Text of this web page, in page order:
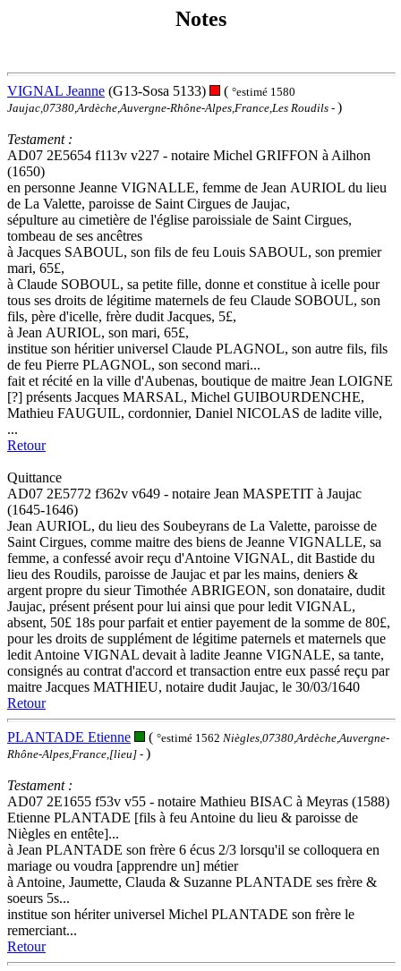
Notes
VIGNAL Jeanne (G13-Sosa 5133) ( °estimé 1580
Jaujac,07380,Ardèche,Auvergne-Rhône-Alpes,France,Les Roudils - )
Testament :
AD07 2E5654 f113v v227 - notaire Michel GRIFFON à Ailhon
(1650)
en personne Jeanne VIGNALLE, femme de Jean AURIOL du lieu
de La Valette, paroisse de Saint Cirgues de Jaujac,
sépulture au cimetière de l'église paroissiale de Saint Cirgues,
tombeau de ses ancêtres
à Jacques SABOUL, son fils de feu Louis SABOUL, son premier
mari, 65£,
à Claude SOBOUL, sa petite fille, donne et constitue à icelle pour
tous ses droits de légitime maternels de feu Claude SOBOUL, son
fils, père d'icelle, frère dudit Jacques, 5£,
à Jean AURIOL, son mari, 65£,
institue son héritier universel Claude PLAGNOL, son autre fils, fils
de feu Pierre PLAGNOL, son second mari...
fait et récité en la ville d'Aubenas, boutique de maitre Jean LOIGNE
[?] présents Jacques MARSAL, Michel GUIBOURDENCHE,
Mathieu FAUGUIL, cordonnier, Daniel NICOLAS de ladite ville,
...
Retour
Quittance
AD07 2E5772 f362v v649 - notaire Jean MASPETIT à Jaujac
(1645-1646)
Jean AURIOL, du lieu des Soubeyrans de La Valette, paroisse de
Saint Cirgues, comme maitre des biens de Jeanne VIGNALLE, sa
femme, a confessé avoir reçu d'Antoine VIGNAL, dit Bastide du
lieu des Roudils, paroisse de Jaujac et par les mains, deniers &
argent propre du sieur Timothée ABRIGEON, son donataire, dudit
Jaujac, présent présent pour lui ainsi que pour ledit VIGNAL,
absent, 50£ 18s pour parfait et entier payement de la somme de 80£,
pour les droits de supplément de légitime paternels et maternels que
ledit Antoine VIGNAL devait à ladite Jeanne VIGNALE, sa tante,
consignés au contrat d'accord et transaction entre eux passé reçu par
maitre Jacques MATHIEU, notaire dudit Jaujac, le 30/03/1640
Retour
PLANTADE Etienne ( °estimé 1562 Niègles,07380,Ardèche,Auvergne-
Rhône-Alpes,France,[lieu] - )
Testament :
AD07 2E1655 f53v v55 - notaire Mathieu BISAC à Meyras (1588)
Etienne PLANTADE [fils à feu Antoine du lieu & paroisse de
Niègles en entête]...
à Jean PLANTADE son frère 6 écus 2/3 lorsqu'il se colloquera en
mariage ou voudra [apprendre un] métier
à Antoine, Jaumette, Clauda & Suzanne PLANTADE ses frère &
soeurs 5s...
institue son hériter universel Michel PLANTADE son frère le
remerciant...
Retour